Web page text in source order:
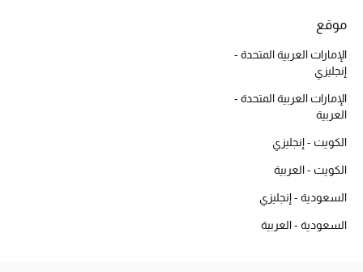
موقع
الإمارات العربية المتحدة -
إنجليزي
الإمارات العربية المتحدة -
العربية
الكويت - إنجليزي
الكويت - العربية
السعودية - إنجليزي
السعودية - العربية